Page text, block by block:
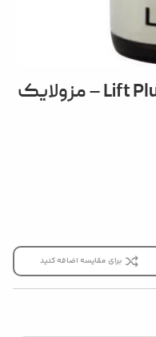
برای مقایسه اضافه کنید